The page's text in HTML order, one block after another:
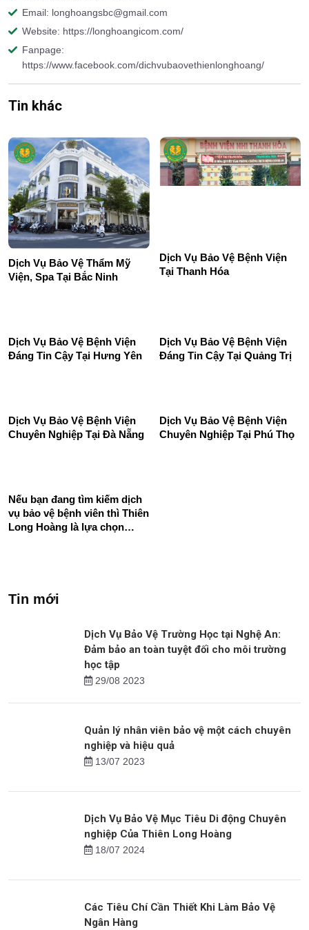
Email: longhoangsbc@gmail.com
Website: https://longhoangicom.com/
Fanpage:
https://www.facebook.com/dichvubaovethienlonghoang/
Tin khác
Dịch Vụ Bảo Vệ Thẩm Mỹ
Viện, Spa Tại Bắc Ninh
Dịch Vụ Bảo Vệ Bệnh Viện
Tại Thanh Hóa
Dịch Vụ Bảo Vệ Bệnh Viện
Dịch Vụ Bảo Vệ Bệnh Viện
Đáng Tin Cậy Tại Quảng Trị
Dịch Vụ Bảo Vệ Bệnh Viện
Chuyên Nghiệp Tại Đà Nẵng
vụ bảo vệ bệnh viên thì Thiên
hoàn hảo của bạn
Dịch Vụ Bảo Vệ Trường Học tại Nghệ An:
Đảm bảo an toàn tuyệt đối cho môi trường
học tập
Quản lý nhân viên bảo vệ một cách chuyên
nghiệp và hiệu quả
13/07 2023
Dịch Vụ Bảo Vệ Mục Tiêu Di động Chuyên
nghiệp Của Thiên Long Hoàng